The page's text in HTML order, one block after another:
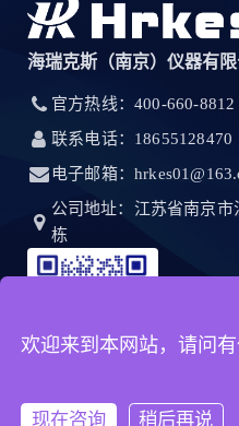
海瑞克斯（南京）仪器有限
官方热线：400-660-8812
联系电话：18655128470
电子邮箱：
公司地址：江苏省南京
栋
欢迎来到本网站，请问有
现在咨询 稍后再说